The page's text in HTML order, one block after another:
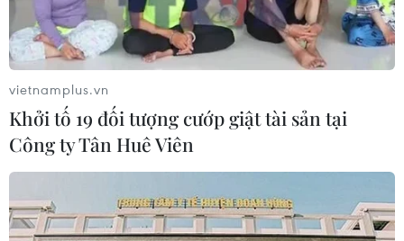
vietnamplus.vn
Khởi tố 19 đối tượng cướp giật tài sản tại
Công ty Tân Huê Viên